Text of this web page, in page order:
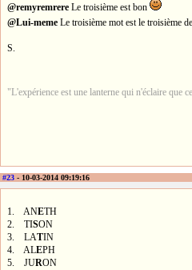
@remyremrere Le troisième est bon
@Lui-meme Le troisième mot est le troisième
S.
"L'expérience est une lanterne qui n'éclaire que
#23 - 10-03-2014 09:19:16
1. ANETH
2. TISON
3. LATIN
4. ALEPH
5. JURON